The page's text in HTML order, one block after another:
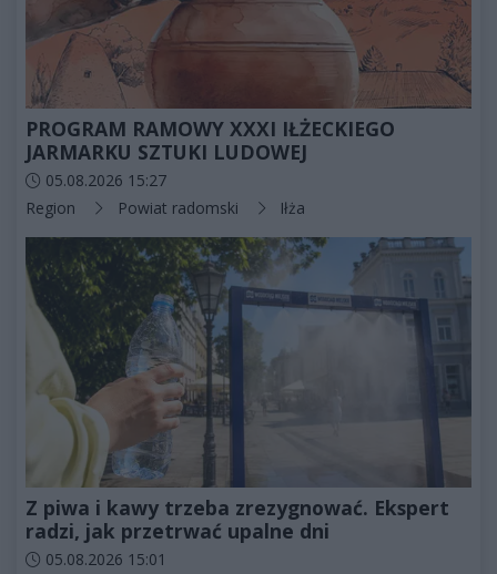
PROGRAM RAMOWY XXXI IŁŻECKIEGO
JARMARKU SZTUKI LUDOWEJ
Data dodania artykułu:
05.08.2026 15:27
Kategorie artykułu:
Region Powiat radomski Iłża
Z piwa i kawy trzeba zrezygnować. Ekspert
radzi, jak przetrwać upalne dni
Data dodania artykułu:
05.08.2026 15:01